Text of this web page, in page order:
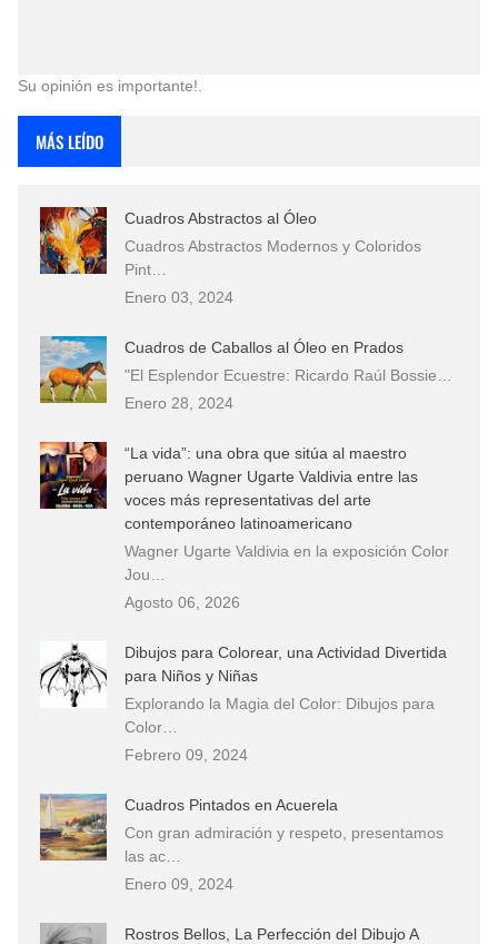
Su opinión es importante!.
MÁS LEÍDO
Cuadros Abstractos al Óleo
Cuadros Abstractos Modernos y Coloridos
Pint…
Enero 03, 2024
Cuadros de Caballos al Óleo en Prados
"El Esplendor Ecuestre: Ricardo Raúl Bossie…
Enero 28, 2024
“La vida”: una obra que sitúa al maestro
peruano Wagner Ugarte Valdivia entre las
voces más representativas del arte
contemporáneo latinoamericano
Wagner Ugarte Valdivia en la exposición Color
Jou…
Agosto 06, 2026
Dibujos para Colorear, una Actividad Divertida
para Niños y Niñas
Explorando la Magia del Color: Dibujos para
Color…
Febrero 09, 2024
Cuadros Pintados en Acuerela
Con gran admiración y respeto, presentamos
las ac…
Enero 09, 2024
Rostros Bellos, La Perfección del Dibujo A